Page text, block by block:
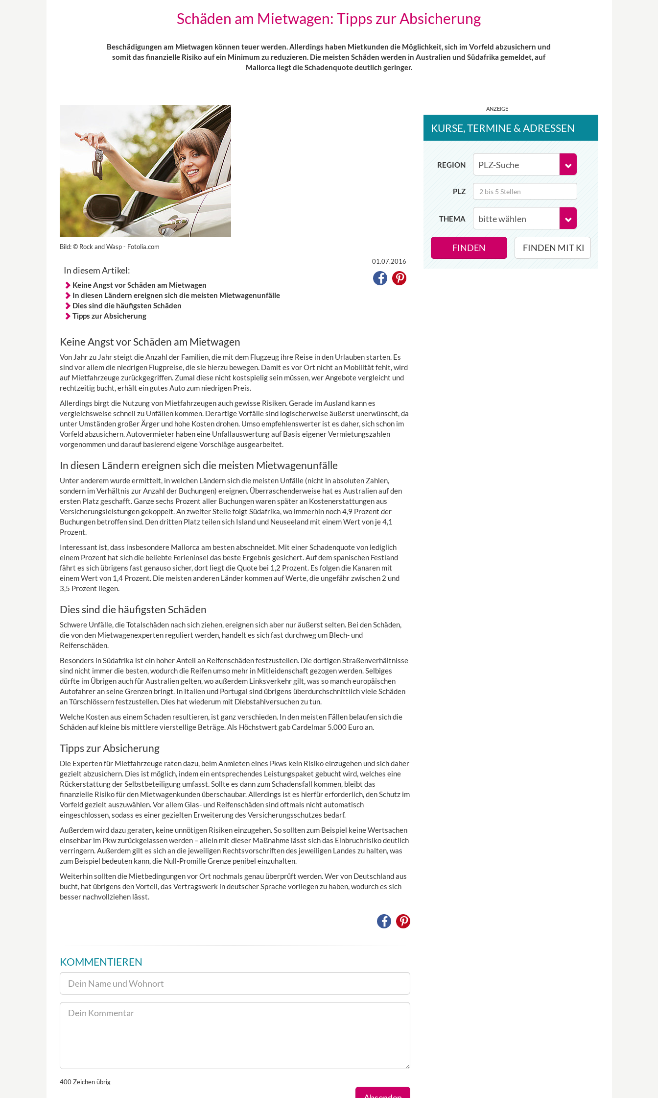
Schäden am Mietwagen: Tipps zur Absicherung
Beschädigungen am Mietwagen können teuer werden. Allerdings haben Mietkunden die Möglichkeit, sich im Vorfeld abzusichern und
somit das finanzielle Risiko auf ein Minimum zu reduzieren. Die meisten Schäden werden in Australien und Südafrika gemeldet, auf
Mallorca liegt die Schadenquote deutlich geringer.
Bild:© Rock and Wasp - Fotolia.com
In diesem Artikel:
Keine Angst vor Schäden am Mietwagen
In diesen Ländern ereignen sich die meisten Mietwagenunfälle
Dies sind die häufigsten Schäden
Tipps zur Absicherung
01.07.2016
Keine Angst vor Schäden am Mietwagen
Von Jahr zu Jahr steigt die Anzahl der Familien, die mit dem Flugzeug ihre Reise in den Urlauben starten. Es
sind vor allem die niedrigen Flugpreise, die sie hierzu bewegen. Damit es vor Ort nicht an Mobilität fehlt, wird
auf Mietfahrzeuge zurückgegriffen. Zumal diese nicht kostspielig sein müssen, wer Angebote vergleicht und
rechtzeitig bucht, erhält ein gutes Auto zum niedrigen Preis.
Allerdings birgt die Nutzung von Mietfahrzeugen auch gewisse Risiken. Gerade im Ausland kann es
vergleichsweise schnell zu Unfällen kommen. Derartige Vorfälle sind logischerweise äußerst unerwünscht, da
unter Umständen großer Ärger und hohe Kosten drohen. Umso empfehlenswerter ist es daher, sich schon im
Vorfeld abzusichern. Autovermieter haben eine Unfallauswertung auf Basis eigener Vermietungszahlen
vorgenommen und darauf basierend eigene Vorschläge ausgearbeitet.
In diesen Ländern ereignen sich die meisten Mietwagenunfälle
Unter anderem wurde ermittelt, in welchen Ländern sich die meisten Unfälle (nicht in absoluten Zahlen,
sondern im Verhältnis zur Anzahl der Buchungen) ereignen. Überraschenderweise hat es Australien auf den
ersten Platz geschafft. Ganze sechs Prozent aller Buchungen waren später an Kostenerstattungen aus
Versicherungsleistungen gekoppelt. An zweiter Stelle folgt Südafrika, wo immerhin noch 4,9 Prozent der
Buchungen betroffen sind. Den dritten Platz teilen sich Island und Neuseeland mit einem Wert von je 4,1
Prozent.
Interessant ist, dass insbesondere Mallorca am besten abschneidet. Mit einer Schadenquote von lediglich
einem Prozent hat sich die beliebte Ferieninsel das beste Ergebnis gesichert. Auf dem spanischen Festland
fährt es sich übrigens fast genauso sicher, dort liegt die Quote bei 1,2 Prozent. Es folgen die Kanaren mit
einem Wert von 1,4 Prozent. Die meisten anderen Länder kommen auf Werte, die ungefähr zwischen 2 und
3,5 Prozent liegen.
Dies sind die häufigsten Schäden
Schwere Unfälle, die Totalschäden nach sich ziehen, ereignen sich aber nur äußerst selten. Bei den Schäden,
die von den Mietwagenexperten reguliert werden, handelt es sich fast durchweg um Blech- und
Reifenschäden.
Besonders in Südafrika ist ein hoher Anteil an Reifenschäden festzustellen. Die dortigen Straßenverhältnisse
sind nicht immer die besten, wodurch die Reifen umso mehr in Mitleidenschaft gezogen werden. Selbiges
dürfte im Übrigen auch für Australien gelten, wo außerdem Linksverkehr gilt, was so manch europäischen
Autofahrer an seine Grenzen bringt. In Italien und Portugal sind übrigens überdurchschnittlich viele Schäden
an Türschlössern festzustellen. Dies hat wiederum mit Diebstahlversuchen zu tun.
Welche Kosten aus einem Schaden resultieren, ist ganz verschieden. In den meisten Fällen belaufen sich die
Schäden auf kleine bis mittlere vierstellige Beträge. Als Höchstwert gab Cardelmar 5.000 Euro an.
Tipps zur Absicherung
Die Experten für Mietfahrzeuge raten dazu, beim Anmieten eines Pkws kein Risiko einzugehen und sich daher
gezielt abzusichern. Dies ist möglich, indem ein entsprechendes Leistungspaket gebucht wird, welches eine
Rückerstattung der Selbstbeteiligung umfasst. Sollte es dann zum Schadensfall kommen, bleibt das
finanzielle Risiko für den Mietwagenkunden überschaubar. Allerdings ist es hierfür erforderlich, den Schutz im
Vorfeld gezielt auszuwählen. Vor allem Glas- und Reifenschäden sind oftmals nicht automatisch
eingeschlossen, sodass es einer gezielten Erweiterung des Versicherungsschutzes bedarf.
Außerdem wird dazu geraten, keine unnötigen Risiken einzugehen. So sollten zum Beispiel keine Wertsachen
einsehbar im Pkw zurückgelassen werden – allein mit dieser Maßnahme lässt sich das Einbruchrisiko deutlich
verringern. Außerdem gilt es sich an die jeweiligen Rechtsvorschriften des jeweiligen Landes zu halten, was
zum Beispiel bedeuten kann, die Null-Promille Grenze penibel einzuhalten.
Weiterhin sollten die Mietbedingungen vor Ort nochmals genau überprüft werden. Wer von Deutschland aus
bucht, hat übrigens den Vorteil, das Vertragswerk in deutscher Sprache vorliegen zu haben, wodurch es sich
besser nachvollziehen lässt.
KOMMENTIEREN
400Zeichen übrig
KURSE, TERMINE & ADRESSEN
REGION
PLZ
THEMA
FINDEN FINDEN MIT KI